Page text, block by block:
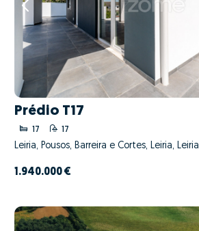
Prédio T17
17 17
Leiria, Pousos, Barreira e Cortes, Leiria, Leiria
1.940.000 €